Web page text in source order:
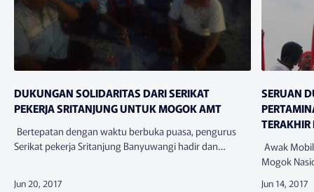
DUKUNGAN SOLIDARITAS DARI SERIKAT
PEKERJA SRITANJUNG UNTUK MOGOK AMT
Bertepatan dengan waktu berbuka puasa, pengurus
Serikat pekerja Sritanjung Banyuwangi hadir dan
SERUAN
Awak
Mogok